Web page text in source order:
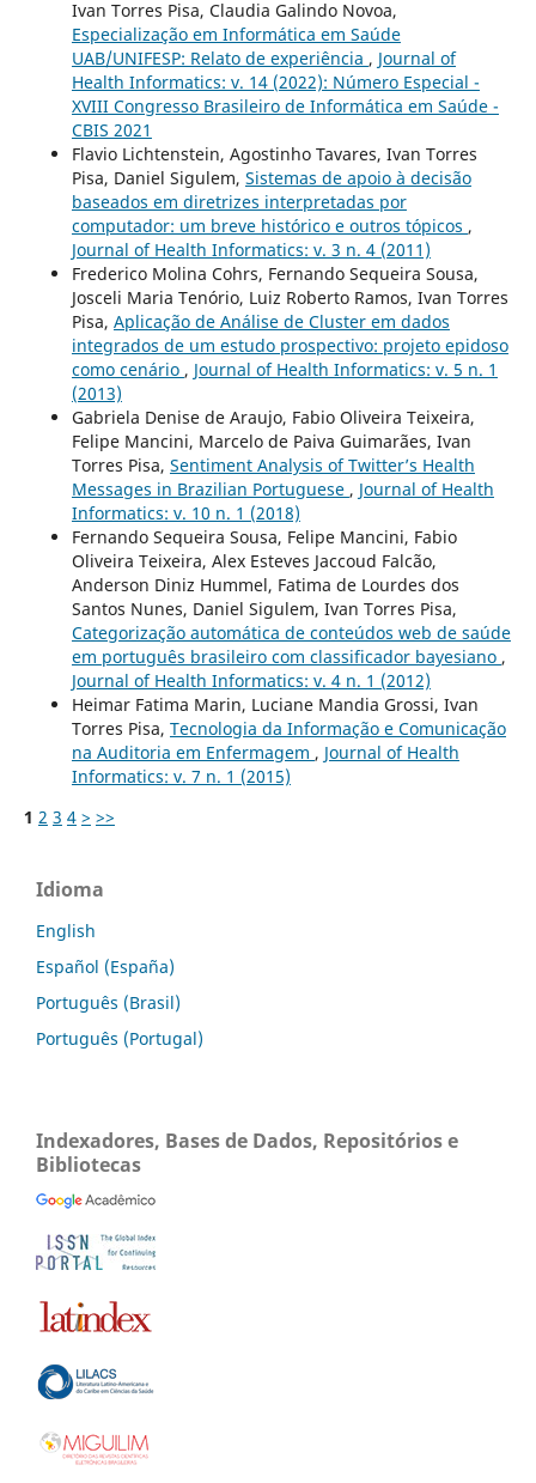
Ivan Torres Pisa, Claudia Galindo Novoa,
Especialização em Informática em Saúde
UAB/UNIFESP: Relato de experiência , Journal of
Health Informatics: v. 14 (2022): Número Especial -
XVIII Congresso Brasileiro de Informática em Saúde -
CBIS 2021
Flavio Lichtenstein, Agostinho Tavares, Ivan Torres
Pisa, Daniel Sigulem, Sistemas de apoio à decisão
baseados em diretrizes interpretadas por
computador: um breve histórico e outros tópicos ,
Journal of Health Informatics: v. 3 n. 4 (2011)
Frederico Molina Cohrs, Fernando Sequeira Sousa,
Josceli Maria Tenório, Luiz Roberto Ramos, Ivan Torres
Pisa, Aplicação de Análise de Cluster em dados
integrados de um estudo prospectivo: projeto epidoso
como cenário , Journal of Health Informatics: v. 5 n. 1
(2013)
Gabriela Denise de Araujo, Fabio Oliveira Teixeira,
Felipe Mancini, Marcelo de Paiva Guimarães, Ivan
Torres Pisa, Sentiment Analysis of Twitter’s Health
Messages in Brazilian Portuguese , Journal of Health
Informatics: v. 10 n. 1 (2018)
Fernando Sequeira Sousa, Felipe Mancini, Fabio
Oliveira Teixeira, Alex Esteves Jaccoud Falcão,
Anderson Diniz Hummel, Fatima de Lourdes dos
Santos Nunes, Daniel Sigulem, Ivan Torres Pisa,
Categorização automática de conteúdos web de saúde
em português brasileiro com classificador bayesiano ,
Journal of Health Informatics: v. 4 n. 1 (2012)
Heimar Fatima Marin, Luciane Mandia Grossi, Ivan
Torres Pisa, Tecnologia da Informação e Comunicação
na Auditoria em Enfermagem , Journal of Health
Informatics: v. 7 n. 1 (2015)
1 2 3 4 > >>
Idioma
English
Español (España)
Português (Brasil)
Português (Portugal)
Indexadores, Bases de Dados, Repositórios e
Bibliotecas